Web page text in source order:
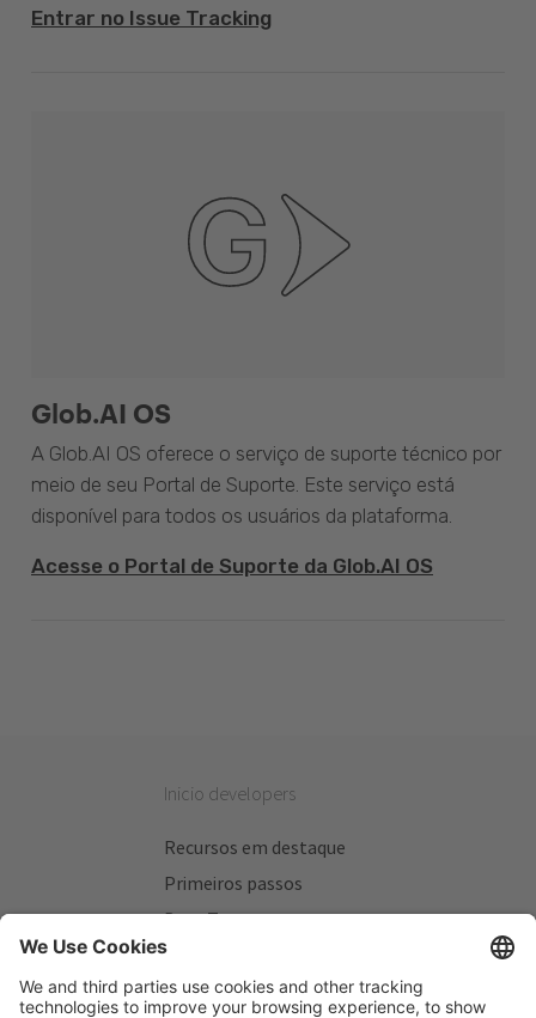
Entrar no Issue Tracking
Glob.AI OS
A Glob.AI OS oferece o serviço de suporte técnico por
meio de seu Portal de Suporte. Este serviço está
disponível para todos os usuários da plataforma.
Acesse o Portal de Suporte da Glob.AI OS
Inicio developers
Recursos em destaque
Primeiros passos
Beta Testers
Meus Planos